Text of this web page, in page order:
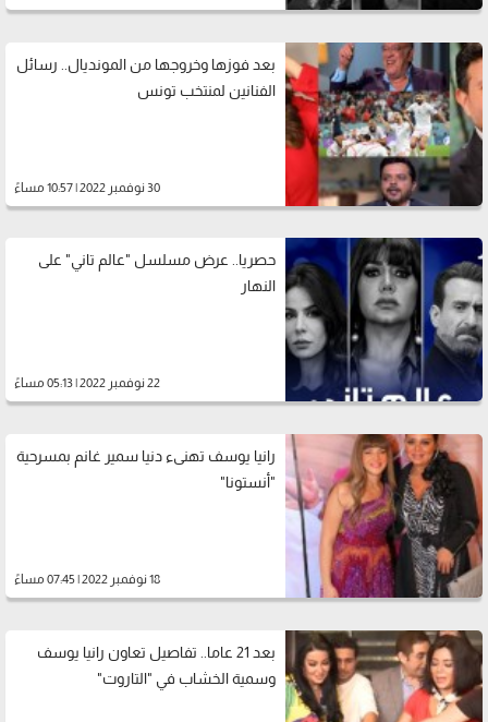
بعد فوزها وخروجها من المونديال.. رسائل
الفنانين لمنتخب تونس
30 نوفمبر 2022 | 10:57 مساءً
حصريا.. عرض مسلسل "عالم تاني" على
النهار
22 نوفمبر 2022 | 05:13 مساءً
رانيا يوسف تهنىء دنيا سمير غانم بمسرحية
"أنستونا"
18 نوفمبر 2022 | 07:45 مساءً
بعد 21 عاما.. تفاصيل تعاون رانيا يوسف
وسمية الخشاب في "التاروت"